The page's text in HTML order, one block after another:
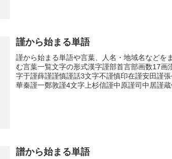
謹から始まる単語
謹から始まる単語や言葉、人名・地域名などを
む言葉一覧文字の形式漢字謹部首言部画数17画
字于謹薛謹謹慎謹話3文字不謹慎印在謹安田謹
華秦謹一鄭敦謹4文字上杉信謹中原謹司中居謹
譜から始まる単語